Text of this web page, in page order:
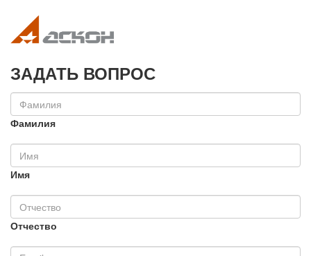
ЗАДАТЬ ВОПРОС
Фамилия
Имя
Отчество